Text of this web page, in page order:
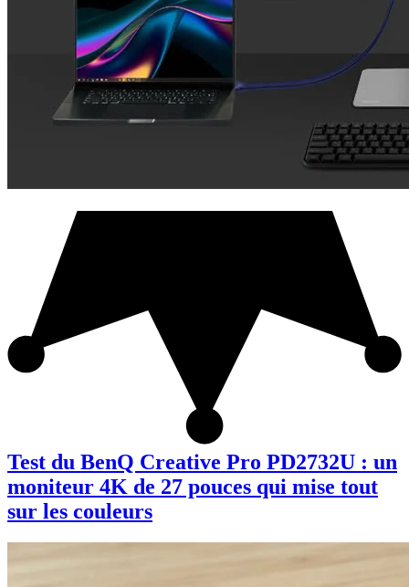
Test du BenQ Creative Pro PD2732U : un
moniteur 4K de 27 pouces qui mise tout
sur les couleurs